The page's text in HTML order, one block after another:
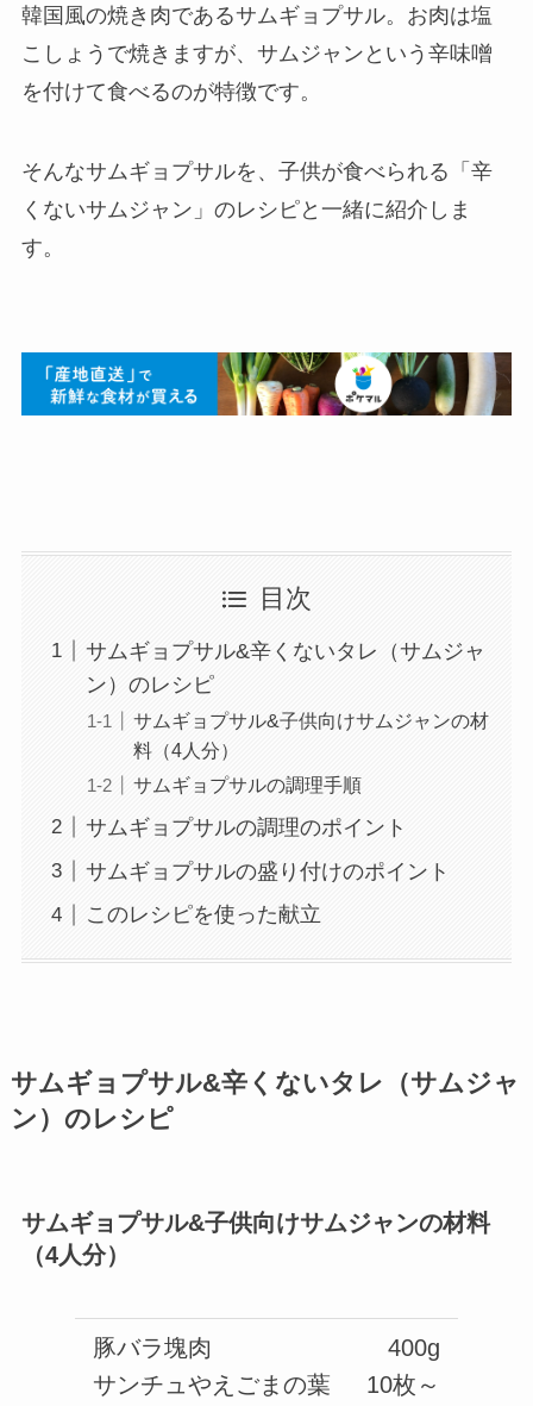
韓国風の焼き肉であるサムギョプサル。お肉は塩
こしょうで焼きますが、サムジャンという辛味噌
を付けて食べるのが特徴です。
そんなサムギョプサルを、子供が食べられる「辛
くないサムジャン」のレシピと一緒に紹介しま
す。
目次
サムギョプサル&辛くないタレ（サムジャ
ン）のレシピ
サムギョプサル&子供向けサムジャンの材
料（4人分）
サムギョプサルの調理手順
サムギョプサルの調理のポイント
サムギョプサルの盛り付けのポイント
このレシピを使った献立
サムギョプサル&辛くないタレ（サムジャ
ン）のレシピ
サムギョプサル&子供向けサムジャンの材料
（4人分）
豚バラ塊肉
サンチュやえごまの葉
400g
10枚～